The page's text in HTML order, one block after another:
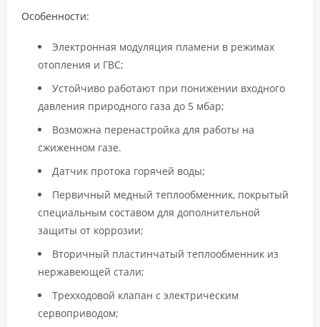
Особенности:
Электронная модуляция пламени в режимах
отопления и ГВС;
Устойчиво работают при понижении входного
давления природного газа до 5 мбар;
Возможна перенастройка для работы на
сжиженном газе.
Датчик протока горячей воды;
Первичный медный теплообменник, покрытый
специальным составом для дополнительной
защиты от коррозии;
Вторичный пластинчатый теплообменник из
нержавеющей стали;
Трехходовой клапан с электрическим
сервоприводом;